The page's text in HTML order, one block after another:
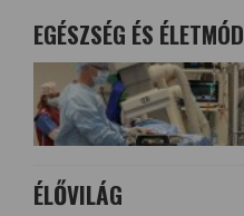
EGÉSZSÉG ÉS ÉLETMÓD
ÉLŐVILÁG